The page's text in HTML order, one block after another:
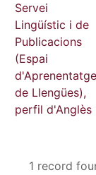
Servei
Lingüístic i de
Publicacions
(Espai
d'Aprenentatge
de Llengües),
perfil d'Anglès
1 record